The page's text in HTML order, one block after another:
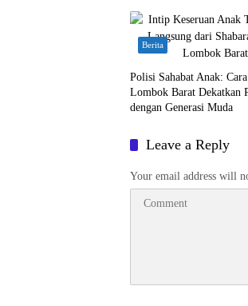
Berita
Polisi Sahabat Anak:
Lombok Barat Dekatkan
dengan Generasi Muda
Leave a Reply
Your email address will